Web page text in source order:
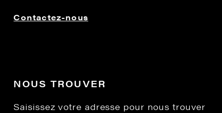
Contactez-nous
NOUS TROUVER
Saisissez votre adresse pour nous trouver